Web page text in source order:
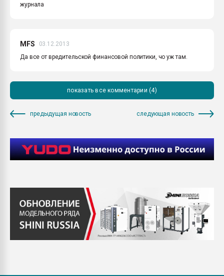
журнала
MFS
03.12.2013
Да все от вредительской финансовой политики, чо уж там.
показать все комментарии (4)
предыдущая новость следующая новость